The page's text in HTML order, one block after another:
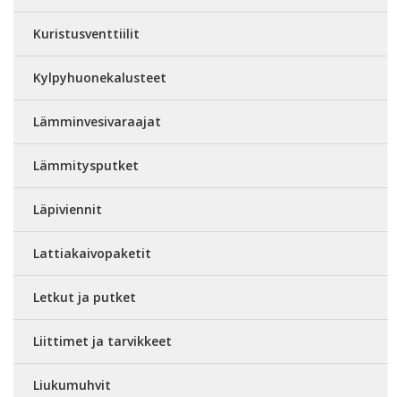
Kuristusventtiilit
Kylpyhuonekalusteet
Lämminvesivaraajat
Lämmitysputket
Läpiviennit
Lattiakaivopaketit
Letkut ja putket
Liittimet ja tarvikkeet
Liukumuhvit